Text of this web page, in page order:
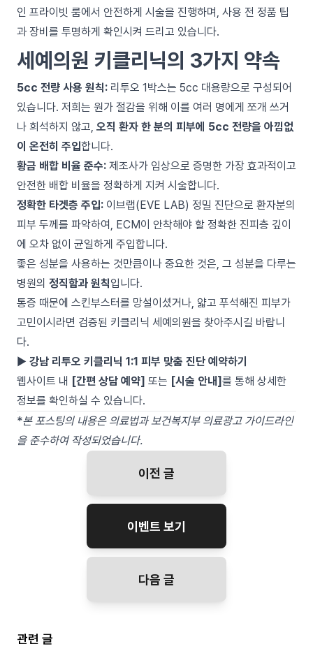
인 프라이빗 룸에서 안전하게 시술을 진행하며, 사용 전 정품 팁
과 장비를 투명하게 확인시켜 드리고 있습니다.
세예의원 키클리닉의 3가지 약속
5cc 전량 사용 원칙: 리투오 1박스는 5cc 대용량으로 구성되어
있습니다. 저희는 원가 절감을 위해 이를 여러 명에게 쪼개 쓰거
나 희석하지 않고, 오직 환자 한 분의 피부에 5cc 전량을 아낌없
이 온전히 주입합니다.
황금 배합 비율 준수: 제조사가 임상으로 증명한 가장 효과적이고
안전한 배합 비율을 정확하게 지켜 시술합니다.
정확한 타겟층 주입: 이브랩(EVE LAB) 정밀 진단으로 환자분의
피부 두께를 파악하여, ECM이 안착해야 할 정확한 진피층 깊이
에 오차 없이 균일하게 주입합니다.
좋은 성분을 사용하는 것만큼이나 중요한 것은, 그 성분을 다루는
병원의 정직함과 원칙입니다.
통증 때문에 스킨부스터를 망설이셨거나, 얇고 푸석해진 피부가
고민이시라면 검증된 키클리닉 세예의원을 찾아주시길 바랍니
다.
▶ 강남 리투오 키클리닉 1:1 피부 맞춤 진단 예약하기
웹사이트 내 [간편 상담 예약] 또는 [시술 안내]를 통해 상세한
정보를 확인하실 수 있습니다.
*본 포스팅의 내용은 의료법과 보건복지부 의료광고 가이드라인
을 준수하여 작성되었습니다.
이전 글
이벤트 보기
다음 글
관련 글